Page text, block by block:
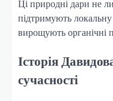
Ці природні дари не
підтримують
вирощують органічні
Історія
сучасності